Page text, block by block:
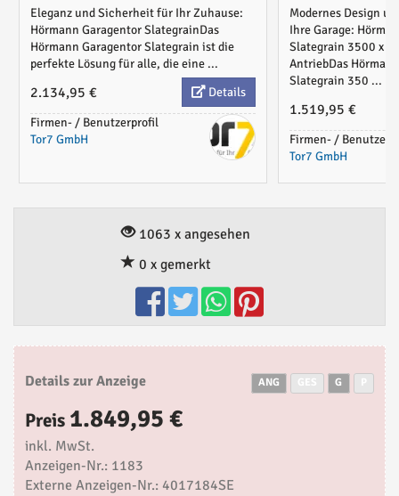
Eleganz und Sicherheit für Ihr Zuhause:
Hörmann Garagentor SlategrainDas
Hörmann Garagentor Slategrain ist die
perfekte Lösung für alle, die eine ...
2.134,95 €
Details
Firmen- / Benutzerprofil
Tor7 GmbH
Modernes Design
Ihre Garage:
Slategrain 3500 x
AntriebDas
Slategrain 350 ...
1.519,95 €
Firmen- /
Tor7 GmbH
1063 x angesehen
0 x gemerkt
Details zur Anzeige ANG G
Preis 1.849,95 €
inkl. MwSt.
Anzeigen-Nr.: 1183
Externe Anzeigen-Nr.: 4017184SE